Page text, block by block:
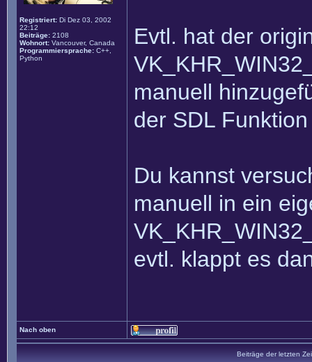
Registriert: Di Dez 03, 2002
22:12
Beiträge: 2108
Wohnort: Vancouver, Canada
Programmiersprache: C++,
Python
Evtl. hat der
manuell
der SDL
Du kannst
manuell in ein
evtl. klappt es
Nach oben
Beiträge der letzten